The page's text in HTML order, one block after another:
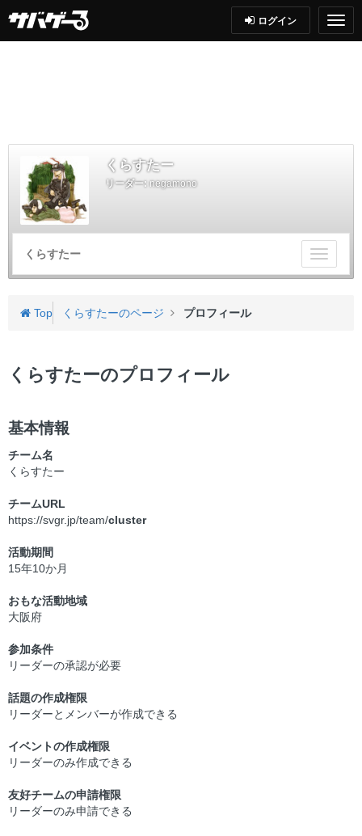
ログイン
くらすたー
リーダー: negamono
チ
ー
くらすたー
Top くらすたーのページ プロフィール
くらすたーのプロフィール
基本情報
チーム名
くらすたー
チームURL
https://svgr.jp/team/cluster
活動期間
15年10か月
おもな活動地域
大阪府
参加条件
リーダーの承認が必要
話題の作成権限
リーダーとメンバーが作成できる
イベントの作成権限
リーダーのみ作成できる
友好チームの申請権限
リーダーのみ申請できる